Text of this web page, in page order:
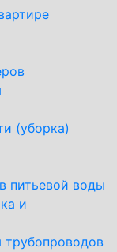
(уборка)
питьевой воды
и